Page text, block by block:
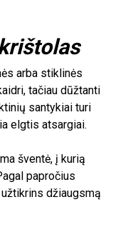
arba stiklinės
tačiau dūžtanti
santykiai turi
elgtis atsargiai.
šventė, į kurią
papročius
džiaugsmą